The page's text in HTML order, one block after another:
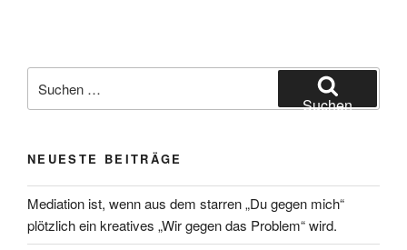
nach:
Suchen
NEUESTE BEITRÄGE
Mediation ist, wenn aus dem starren „Du gegen mich“
plötzlich ein kreatives „Wir gegen das Problem“ wird.